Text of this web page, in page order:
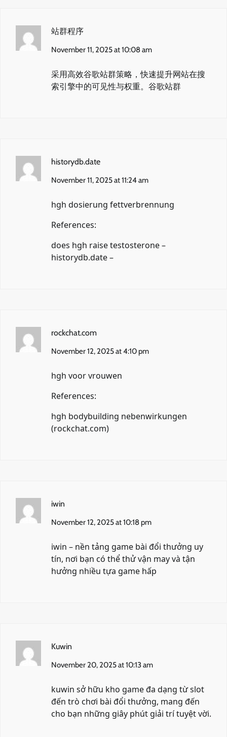
站群程序
November 11, 2025 at 10:08 am
采用高效谷歌站群策略，快速提升网站在搜
索引擎中的可见性与权重。 谷歌站群
historydb.date
November 11, 2025 at 11:24 am
hgh dosierung fettverbrennung
References:
does hgh raise testosterone –
historydb.date–
rockchat.com
November 12, 2025 at 4:10 pm
hgh voor vrouwen
References:
hgh bodybuilding nebenwirkungen
(rockchat.com)
iwin
November 12, 2025 at 10:18 pm
iwin – nền tảng game bài đổi thưởng uy
tín, nơi bạn có thể thử vận may và tận
hưởng nhiều tựa game hấp
Kuwin
November 20, 2025 at 10:13 am
kuwin sở hữu kho game đa dạng từ slot
đến trò chơi bài đổi thưởng, mang đến
cho bạn những giây phút giải trí tuyệt vời.